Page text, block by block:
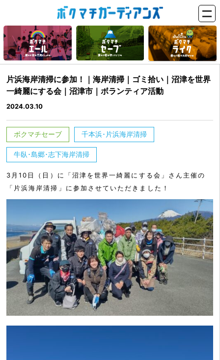
片浜海岸清掃に参加！｜海岸清掃｜ゴミ拾い｜沼津を世界
一綺麗にする会｜沼津市｜ボランティア活動
2024.03.10
ボクマチセーブ 千本浜･片浜海岸清掃
牛臥･島郷･志下海岸清掃
3月10日（日）に「沼津を世界一綺麗にする会」さん主催の
「片浜海岸清掃」に参加させていただきました！